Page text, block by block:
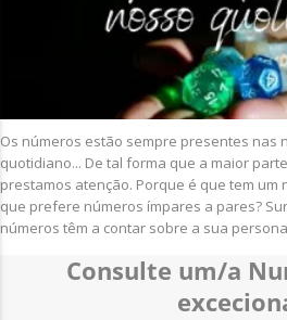
Os números estão sempre presentes nas
quotidiano... De tal forma que a maior
prestamos atenção. Porque é que tem um
que prefere números ímpares a pares?
números têm a contar sobre a sua
Consulte um/a